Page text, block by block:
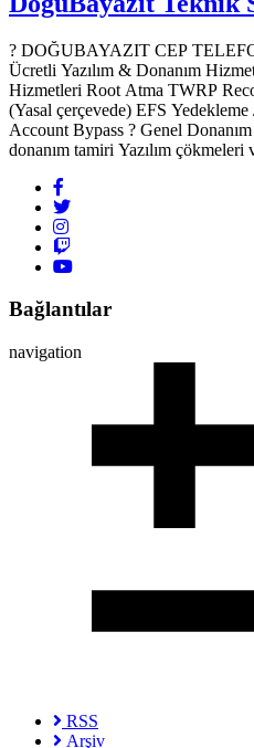
? DOĞUBAYAZIT CEP
Ücretli Yazılım & Donanım Hizmetleri ? Mobil Cihaz
Hizmetleri Root Atma TWRP Recovery Yükleme IMEI Onarımı
(Yasal çerçevede) EFS Yedekleme / Onarma FRP Kaldırma Mi
Account Bypass ? Genel Donanım ve Yazılım Sorunları Anakart ve
Bağlantılar
navigation
RSS
Arşiv